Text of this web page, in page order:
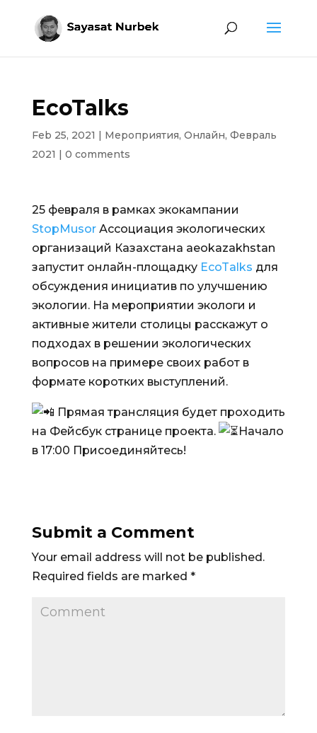
EcoTalks
Feb 25, 2021 | Мероприятия, Онлайн, Февраль
2021 | 0 comments
25 февраля в рамках экокампании
StopMusorАссоциация экологических
организаций Казахстана aeokazakhstan
запустит онлайн-площадку EcoTalks для
обсуждения инициатив по улучшению
экологии. На мероприятии экологи и
активные жители столицы расскажут о
подходах в решении экологических
вопросов на примере своих работ в
формате коротких выступлений.
Прямая трансляция будет проходить
на Фейсбук странице проекта.
Начало
в 17:00 Присоединяйтесь!
Submit a Comment
Your email address will not be published.
Required fields are marked *